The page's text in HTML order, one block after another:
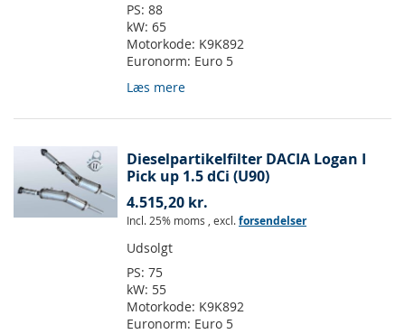
PS: 88
kW: 65
Motorkode: K9K892
Euronorm: Euro 5
Læs mere
Dieselpartikelfilter DACIA Logan I
Pick up 1.5 dCi (U90)
4.515,20 kr.
Incl. 25% moms , excl.forsendelser
Udsolgt
PS: 75
kW: 55
Motorkode: K9K892
Euronorm: Euro 5